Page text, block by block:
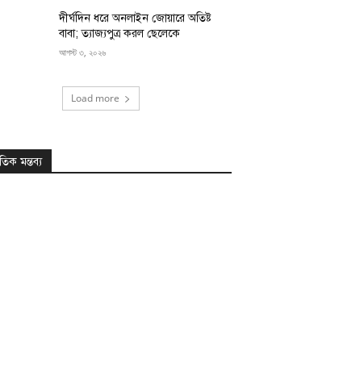
দীর্ঘদিন ধরে অনলাইন জোয়ারে অতিষ্ট
বাবা; ত্যাজ্যপুত্র করল ছেলেকে
আগস্ট ৩, ২০২৬
Load more
মন্তব্য